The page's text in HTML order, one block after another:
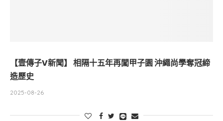
【壹傳子V新聞】 相隔十五年再闖甲子園 沖繩尚學奪冠締
造歷史
2025-08-26